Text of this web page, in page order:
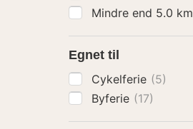
Mindre end 5.0 km
Egnet til
Cykelferie (5)
Byferie (17)